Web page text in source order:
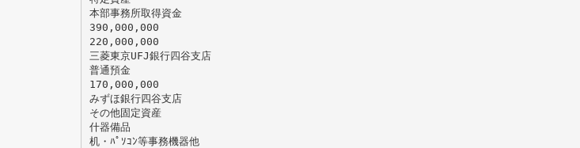
本部事務所取得資金
390,000,000
220,000,000
三菱東京UFJ銀行四谷支店
普通預金
170,000,000
みずほ銀行四谷支店
その他固定資産
什器備品
机・ﾊﾟｿｺﾝ等事務機器他